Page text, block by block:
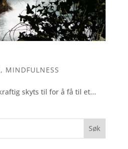
, MINDFULNESS
skyts til for å få til et...